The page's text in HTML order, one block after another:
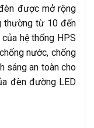
được mở rộng
thường từ 10 đến
hệ thống HPS
nước, chống
sáng an toàn cho
đèn đường LED